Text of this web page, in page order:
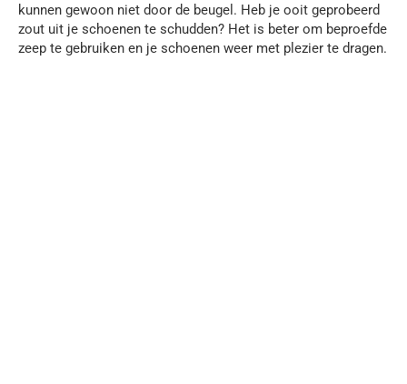
kunnen gewoon niet door de beugel. Heb je ooit geprobeerd
zout uit je schoenen te schudden? Het is beter om beproefde
zeep te gebruiken en je schoenen weer met plezier te dragen.